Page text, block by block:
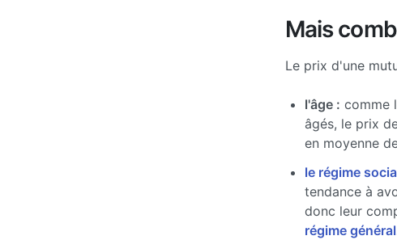
Mais
Le prix d'une
l'âge : comme
âgés, le prix
en moyenne
le régime
tendance à
donc leur
régime général